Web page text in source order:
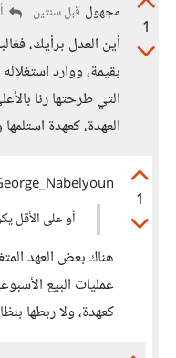
1
مجهول قبل سنتين
أين العدل برأيك،
بقيمة، ووارد
التي طرحتها رنا
العهدة، كعهدة
1
أو على الأقل
هناك بعض العهد
عمليات البيع
كعهدة، ولا ربطها